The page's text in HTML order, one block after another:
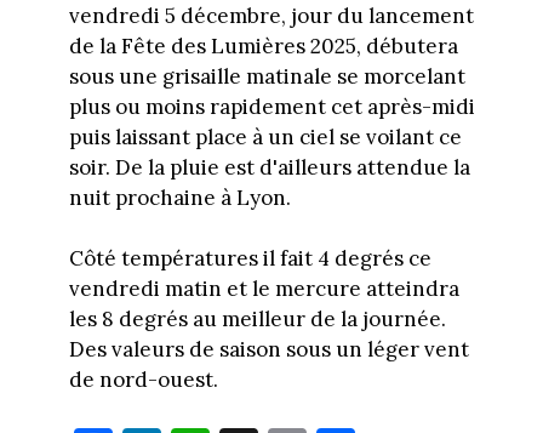
vendredi 5 décembre, jour du lancement
de la Fête des Lumières 2025, débutera
sous une grisaille matinale se morcelant
plus ou moins rapidement cet après-midi
puis laissant place à un ciel se voilant ce
soir. De la pluie est d'ailleurs attendue la
nuit prochaine à Lyon.
Côté températures il fait 4 degrés ce
vendredi matin et le mercure atteindra
les 8 degrés au meilleur de la journée.
Des valeurs de saison sous un léger vent
de nord-ouest.